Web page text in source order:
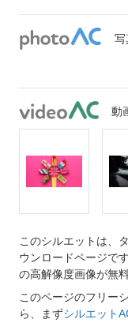
写
動
このシルエットは、
ウンロードページで
の高解像度画像が無
このページのフリー
ら、まずシルエット